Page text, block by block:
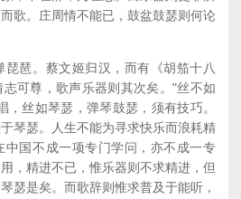
歌。庄周情不能已，鼓盆鼓瑟则何论
琶。蔡文姬归汉，而有《胡笳十八
可尊，歌声乐器则其次矣。"丝不如
，丝如琴瑟，弹琴鼓瑟，须有技巧。
琴瑟。人生不能为寻求快乐而浪耗精
中国不成一项专门学问，亦不成一专
，精进不已，惟乐器则不求精进，但
瑟是矣。而歌辞则惟求普及于能听，